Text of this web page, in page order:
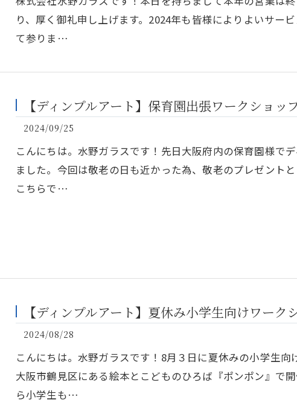
り、厚く御礼申し上げます。2024年も皆様によりよいサー
て参りま…
【ディンプルアート】保育園出張ワークショッ
2024/09/25
こんにちは。水野ガラスです！先日大阪府内の保育園様で
ました。今回は敬老の日も近かった為、敬老のプレゼント
こちらで…
【ディンプルアート】夏休み小学生向けワーク
2024/08/28
こんにちは。水野ガラスです！8月３日に夏休みの小学生
大阪市鶴見区にある絵本とこどものひろば『ポンポン』で
ら小学生も…